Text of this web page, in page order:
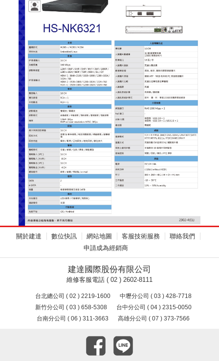
關於建達 數位快訊 網站地圖 客服技術服務
聯絡我們
申請成為經銷商
建達國際股份有限公司
維修客服電話 ( 02 ) 2602-8111
台北總公司 ( 02 ) 2219-1600
中壢分公司 ( 03 ) 428-7718
新竹分公司 ( 03 ) 658-5308
台中分公司 ( 04 ) 2315-0050
台南分公司 ( 06 ) 311-3663
高雄分公司 ( 07 ) 373-7566